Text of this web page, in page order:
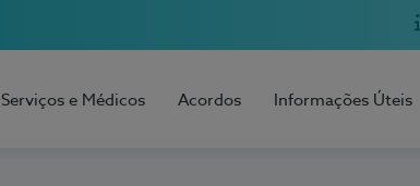
Serviços e Médicos Acordos Informações Úteis